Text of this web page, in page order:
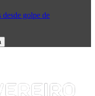
desde golpe de